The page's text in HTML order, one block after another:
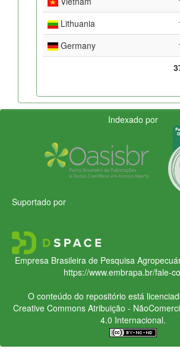
Lithuania
Germany
Indexado por
Suportado por
Empresa Brasileira de Pesquisa
https://www.embrapa.br/fale-
O conteúdo do repositório está
Creative CommonsAtribuição -
4.0 Internacional.